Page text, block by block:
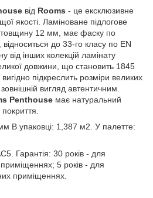
від Rooms - це ексклюзивне
якості. Ламіноване підлогове
12 мм, має фаску по
до 33-го класу по EN
від інших колекцій ламінату
довжини, що становить 1845
підкреслить розміри великих
вигляд автентичним.
Penthouse має натуральний
В упаковці: 1,387 м2. У палетте:
Гарантія: 30 років - для
5 років - для
приміщеннях.